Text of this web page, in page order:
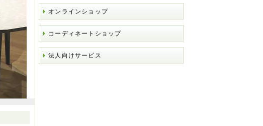
オンラインショップ
コーディネートショップ
法人向けサービス